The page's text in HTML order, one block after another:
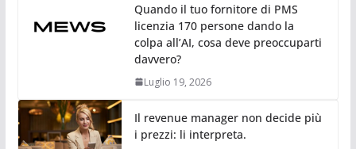
Quando il tuo fornitore di PMS
licenzia 170 persone dando la
colpa all’AI, cosa deve preoccuparti
davvero?
Luglio 19, 2026
Il revenue manager non decide più
i prezzi: li interpreta.